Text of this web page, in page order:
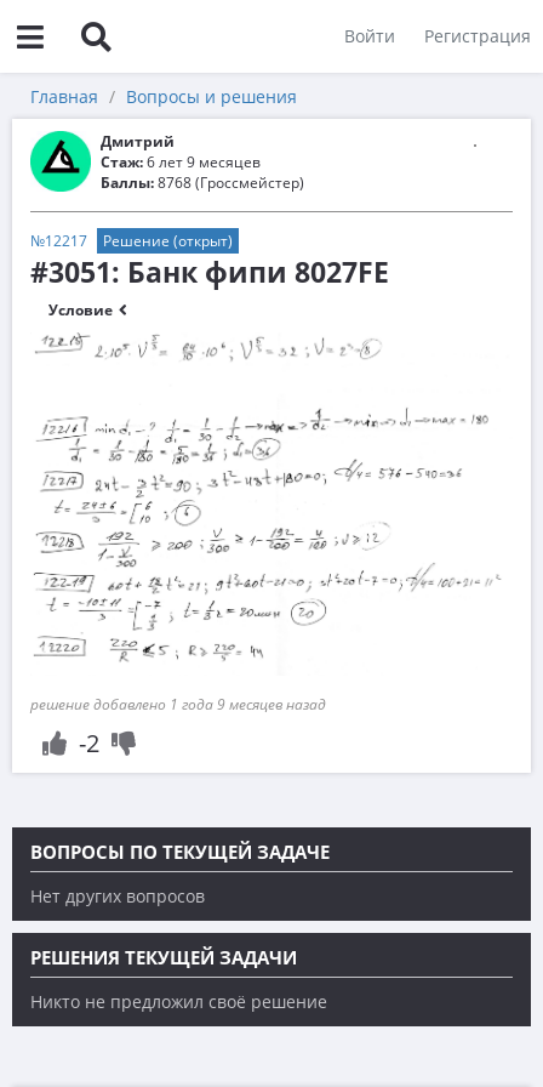
Войти Регистрация
Главная Вопросы и решения
Дмитрий
Стаж:6 лет 9 месяцев
Баллы:8768 (Гроссмейстер)
№12217 Решение (открыт)
#3051: Банк фипи 8027FE
Условие
решение добавлено 1 года 9 месяцев назад
-2
ВОПРОСЫ ПО ТЕКУЩЕЙ ЗАДАЧЕ
Нет других вопросов
РЕШЕНИЯ ТЕКУЩЕЙ ЗАДАЧИ
Никто не предложил своё решение